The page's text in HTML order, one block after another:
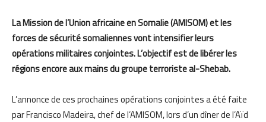
La Mission de l’Union africaine en Somalie (AMISOM) et les
forces de sécurité somaliennes vont intensifier leurs
opérations militaires conjointes. L’objectif est de libérer les
régions encore aux mains du groupe terroriste al-Shebab.
L’annonce de ces prochaines opérations conjointes a été faite
par Francisco Madeira, chef de l’AMISOM, lors d’un dîner de l’Aïd